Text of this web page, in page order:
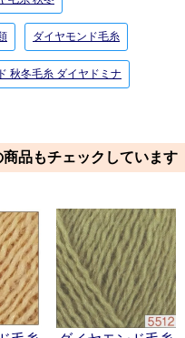
ダイヤモンド毛糸
秋冬毛糸 ダイヤドミナ
品もチェックしています